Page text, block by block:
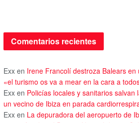
Comentarios recientes
Exx en Irene Francolí destroza Balears en
«el turismo os va a mear en la cara a
Exx en Policías locales y sanitarios salvan
un vecino de Ibiza en parada
Exx en La depuradora del aeropuerto de